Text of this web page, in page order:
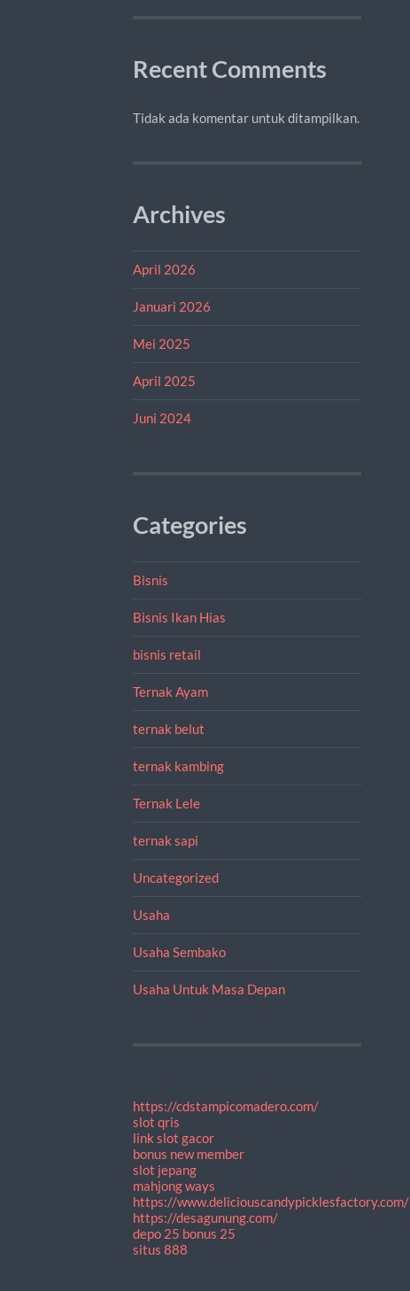
Recent Comments
Tidak ada komentar untuk ditampilkan.
Archives
April 2026
Januari 2026
Mei 2025
April 2025
Juni 2024
Categories
Bisnis
Bisnis Ikan Hias
bisnis retail
Ternak Ayam
ternak belut
ternak kambing
Ternak Lele
ternak sapi
Uncategorized
Usaha
Usaha Sembako
Usaha Untuk Masa Depan
https://cdstampicomadero.com/
slot qris
link slot gacor
bonus new member
slot jepang
mahjong ways
https://www.deliciouscandypicklesfactory.com/
https://desagunung.com/
depo 25 bonus 25
situs 888